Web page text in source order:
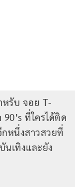
หรับ จอย T-
ที่ใครได้ติด
กหนึ่งสาวสวยที่
นเทิงและยัง